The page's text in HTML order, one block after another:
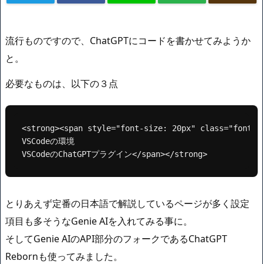
流行ものですので、ChatGPTにコードを書かせてみようか
と。
必要なものは、以下の３点
<strong><span style="font-size: 20px" class="font-
VSCodeの環境
VSCodeのChatGPTプラグイン</span></strong>
とりあえず定番の日本語で解説しているページが多く設定
項目も多そうなGenie AIを入れてみる事に。
そしてGenie AIのAPI部分のフォークであるChatGPT
Rebornも使ってみました。